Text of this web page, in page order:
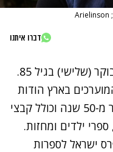
דברו איתנו
הסופר א. ב. יהושע הלך לעולמו הבוקר (שלישי) בגיל 85.
בארץ הודות
לגוף עבודות שמתפרש על פני יותר מ-50 שנה וכולל קבצי
ילדים ומחזות.
ישראל לספרות